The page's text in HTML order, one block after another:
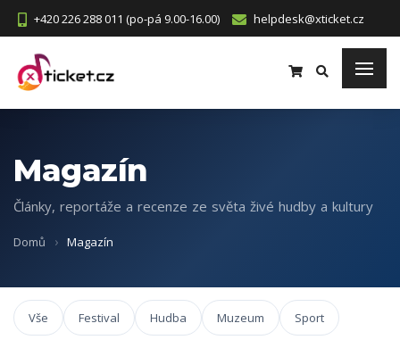
+420 226 288 011 (po-pá 9.00-16.00) helpdesk@xticket.cz
Magazín
Články, reportáže a recenze ze světa živé hudby a kultury
Domů Magazín
Vše Festival Hudba Muzeum Sport